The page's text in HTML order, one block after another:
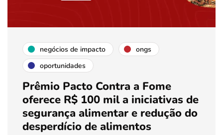
negócios de impacto
ongs
oportunidades
Prêmio Pacto Contra a Fome
oferece R$ 100 mil a iniciativas de
segurança alimentar e redução do
desperdício de alimentos